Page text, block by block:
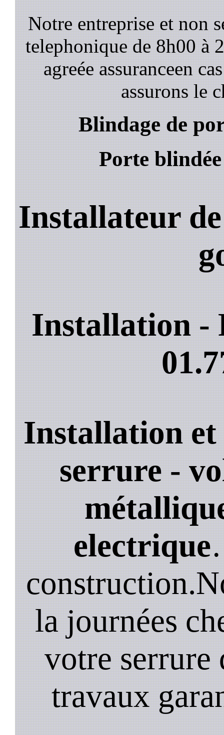
Notre entreprise et non
telephonique de 8h00 à
agreée assuranceen
assurons le
Blindage de
Porte
Installateur
Installation -
Installation
serrure -
electrique
la journées
votre serrure
travaux